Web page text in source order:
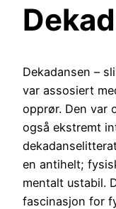
Dekadansen –
var assosiert
opprør. Den var
også ekstremt
en antihelt;
mentalt ustabil.
fascinasjon for